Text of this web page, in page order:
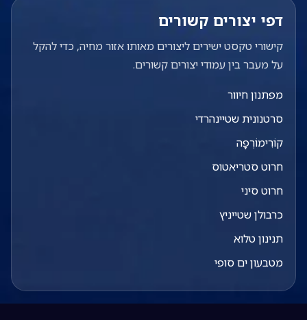
דפי יצורים קשורים
קישורי טקסט ישירים ליצורים מאותו אזור מחיה, כדי להקל
על מעבר בין עמודי יצורים קשורים.
מפתנון חיוור
סרטנונית שטיינהרדי
קוֹרִימוֹרְפָה
חרוט סטריאטוס
חרוט סיני
כרבולן שטייניץ
תנינון טלוא
מטבעון ים סופי